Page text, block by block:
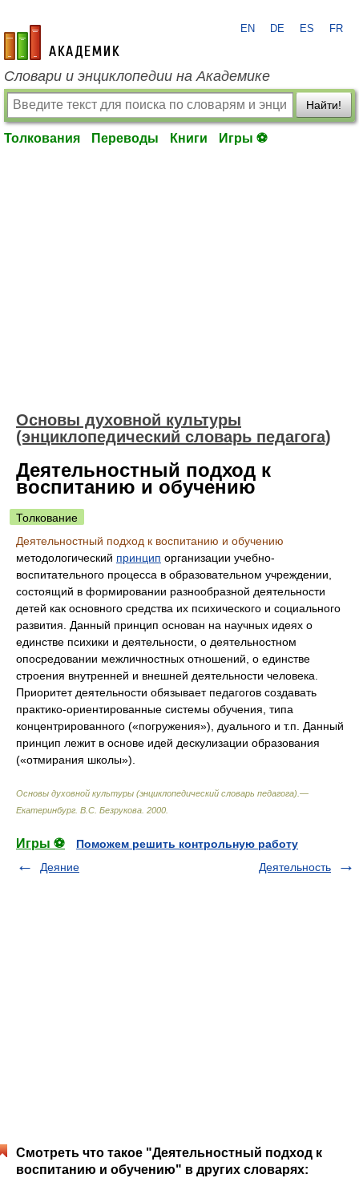
academic.ru
EN DE ES FR
Словари и энциклопедии на Академике
Найти!
Толкования Переводы Книги Игры ⚽
Основы духовной культуры
(энциклопедический словарь педагога)
Деятельностный подход к
воспитанию и обучению
Толкование
Деятельностный подход к воспитанию и обучению
методологический принцип организации учебно-
воспитательного процесса в образовательном учреждении,
состоящий в формировании разнообразной деятельности
детей как основного средства их психического и социального
развития. Данный принцип основан на научных идеях о
единстве психики и деятельности, о деятельностном
опосредовании межличностных отношений, о единстве
строения внутренней и внешней деятельности человека.
Приоритет деятельности обязывает педагогов создавать
практико-ориентированные системы обучения, типа
концентрированного («погружения»), дуального и т.п. Данный
принцип лежит в основе идей дескулизации образования
(«отмирания школы»).
Основы духовной культуры (энциклопедический словарь педагога).—
Екатеринбург В.С. Безрукова 2000
Игры ⚽
Поможем решить контрольную работу
Деяние
Деятельность
Смотреть что такое "Деятельностный подход к
воспитанию и обучению" в других словарях: